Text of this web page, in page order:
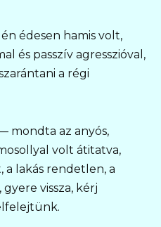
édesen hamis volt,
és passzív agresszióval,
a régi
mondta az anyós,
volt átitatva,
a lakás rendetlen, a
vissza, kérj